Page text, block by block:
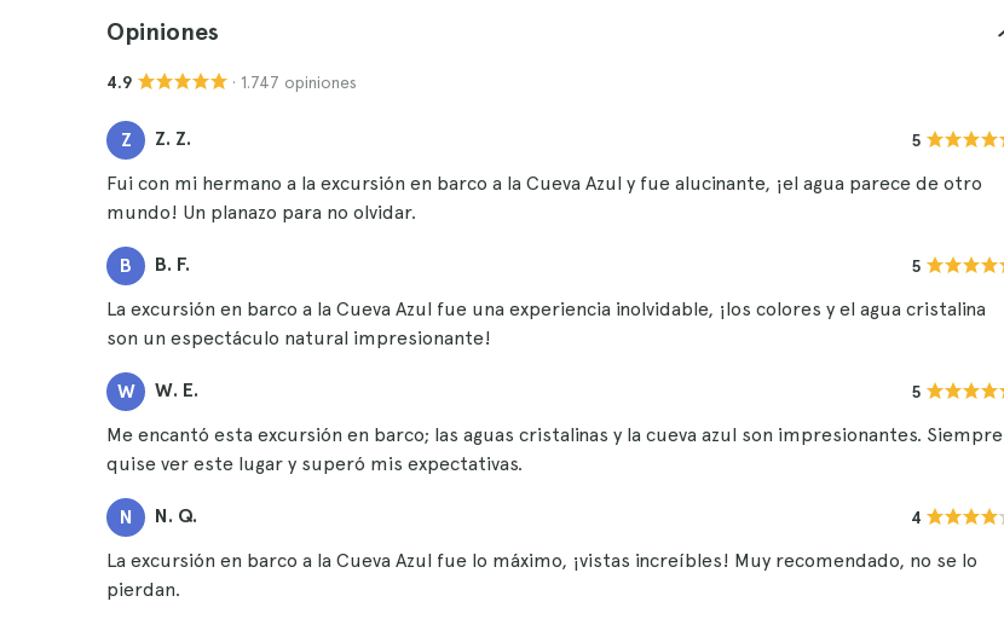
Opiniones
4.9 · 1.747 opiniones
Z Z. Z. 5
Fui con mi hermano a la excursión en barco a la Cueva Azul y fue alucinante, ¡el agua parece de otro
mundo! Un planazo para no olvidar.
B B. F. 5
La excursión en barco a la Cueva Azul fue una experiencia inolvidable, ¡los colores y el agua cristalina
son un espectáculo natural impresionante!
W W. E. 5
Me encantó esta excursión en barco; las aguas cristalinas y la cueva azul son impresionantes. Siempre
quise ver este lugar y superó mis expectativas.
N N. Q. 4
La excursión en barco a la Cueva Azul fue lo máximo, ¡vistas increíbles! Muy recomendado, no se lo
pierdan.